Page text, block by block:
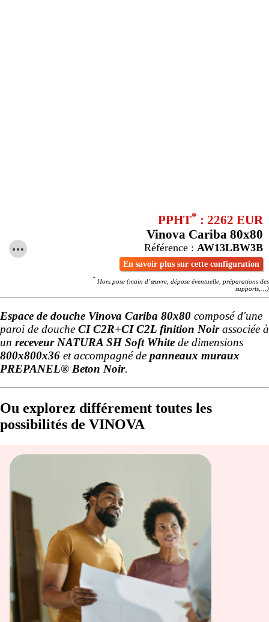
PPHT* : 2262 EUR
Vinova Cariba 80x80
Référence : AW13LBW3B
En savoir plus sur cette configuration
* Hors pose (main d’œuvre, dépose éventuelle, préparations des
supports,…)
Espace de douche Vinova Cariba 80x80 composé d'une
paroi de douche CI C2R+CI C2L finition Noirassociée à
un receveur NATURA SH Soft White de dimensions
800x800x36 et accompagné de panneaux muraux
PREPANEL® Beton Noir.
Ou explorez différement toutes les
possibilités de VINOVA